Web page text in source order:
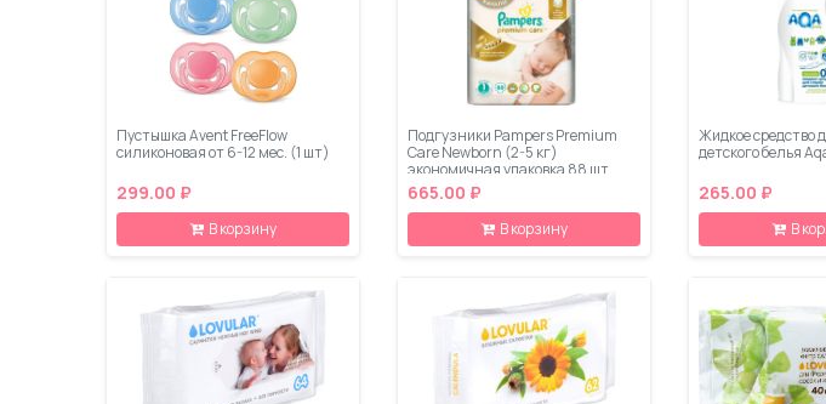
Пустышка Avent FreeFlow
силиконовая от 6-12 мес. (1 шт)
299.00 ₽
В корзину
Подгузники Pampers Premium
Care Newborn (2-5 кг)
экономичная упаковка 88 шт
665.00 ₽
В корзину
Жидкое средство
детского белья
265.00 ₽
В